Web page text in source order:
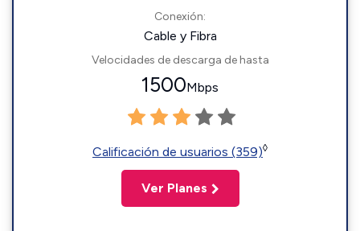
Conexión:
Cable y Fibra
Velocidades de descarga de hasta
1500Mbps
Calificación de usuarios (359)◊
Ver Planes